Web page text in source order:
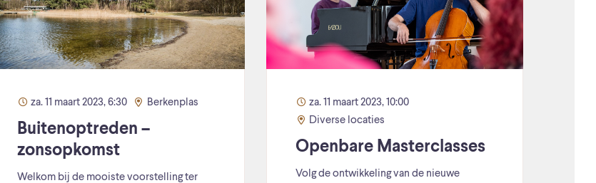
za. 11 maart 2023, 6:30 Berkenplas
Buitenoptreden –
zonsopkomst
Welkom bij de mooiste voorstelling ter
za. 11 maart 2023, 10:00
Diverse locaties
Openbare Masterclasses
Volg de ontwikkeling van de nieuwe